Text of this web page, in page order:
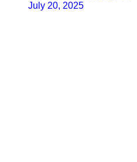
July 20, 2025